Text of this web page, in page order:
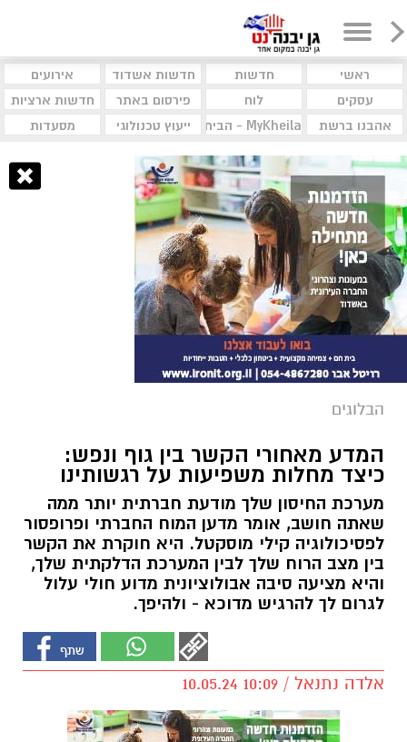
ראשי חדשות חדשות אשדוד
אירועים
עסקים
לוח פירסום באתר
חדשות ארציות
אהבנו ברשת
MyKheila - הבית לעסקים וקהילות ייעוץ טכנולוגי מסעדות
הבלוגים
המדע מאחורי הקשר בין גוף ונפש:
כיצד מחלות משפיעות על רגשותינו
מערכת החיסון שלך מודעת חברתית יותר ממה
שאתה חושב, אומר מדען המוח החברתי ופרופסור
לפסיכולוגיה קילי מוסקטל. היא חוקרת את הקשר
בין מצב הרוח שלך לבין המערכת הדלקתית שלך,
והיא מציעה סיבה אבולוציונית מדוע חולי עלול
לגרום לך להרגיש מדוכא - ולהיפך.
אלדה נתנאל / 10:09 10.05.24